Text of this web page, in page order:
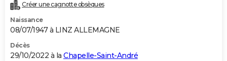
Créer une cagnotte obsèques
Naissance
08/07/1947 à LINZ ALLEMAGNE
Décès
29/10/2022 à la Chapelle-Saint-André